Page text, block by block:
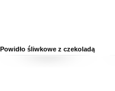
Powidło śliwkowe z czekoladą